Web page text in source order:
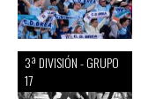
3ª DIVISIÓN - GRUPO
17